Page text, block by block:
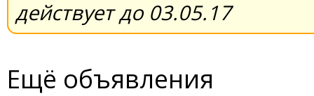
действует до 03.05.17
Ещё объявления